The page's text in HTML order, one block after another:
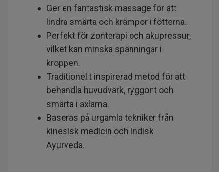
Ger en fantastisk massage för att
lindra smärta och krämpor i fötterna.
Perfekt för zonterapi och akupressur,
vilket kan minska spänningar i
kroppen.
Traditionellt inspirerad metod för att
behandla huvudvärk, ryggont och
smärta i axlarna.
Baseras på urgamla tekniker från
kinesisk medicin och indisk
Ayurveda.